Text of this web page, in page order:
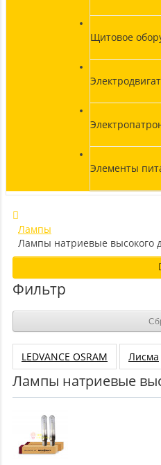
Щитовое
Элементы
Лампы
Лампы натриевые высокого
Фильтр
LEDVANCE OSRAM Лисма
Лампы натриевые